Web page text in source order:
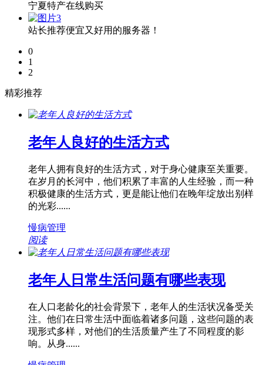
宁夏特产在线购买
站长推荐便宜又好用的服务器！
0
1
2
精彩推荐
老年人良好的生活方式
老年人拥有良好的生活方式，对于身心健康至关重要。
在岁月的长河中，他们积累了丰富的人生经验，而一种
积极健康的生活方式，更是能让他们在晚年绽放出别样
的光彩......
慢病管理
阅读
老年人日常生活问题有哪些表现
在人口老龄化的社会背景下，老年人的生活状况备受关
注。他们在日常生活中面临着诸多问题，这些问题的表
现形式多样，对他们的生活质量产生了不同程度的影
响。从身......